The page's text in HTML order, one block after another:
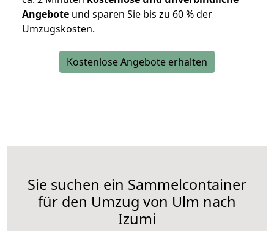
Angebote und sparen Sie bis zu 60 % der
Umzugskosten.
Kostenlose Angebote erhalten
Sie suchen ein Sammelcontainer
für den Umzug von Ulm nach
Izumi